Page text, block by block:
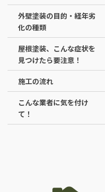
外壁塗装の目的・経年劣
化の種類
屋根塗装、こんな症状を
見つけたら要注意！
施工の流れ
こんな業者に気を付け
て！